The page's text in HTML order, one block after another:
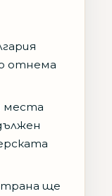
отнема
места
ще